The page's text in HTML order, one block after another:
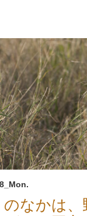
なかは、